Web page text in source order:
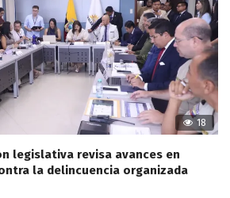
18
legislativa revisa avances en
la delincuencia organizada